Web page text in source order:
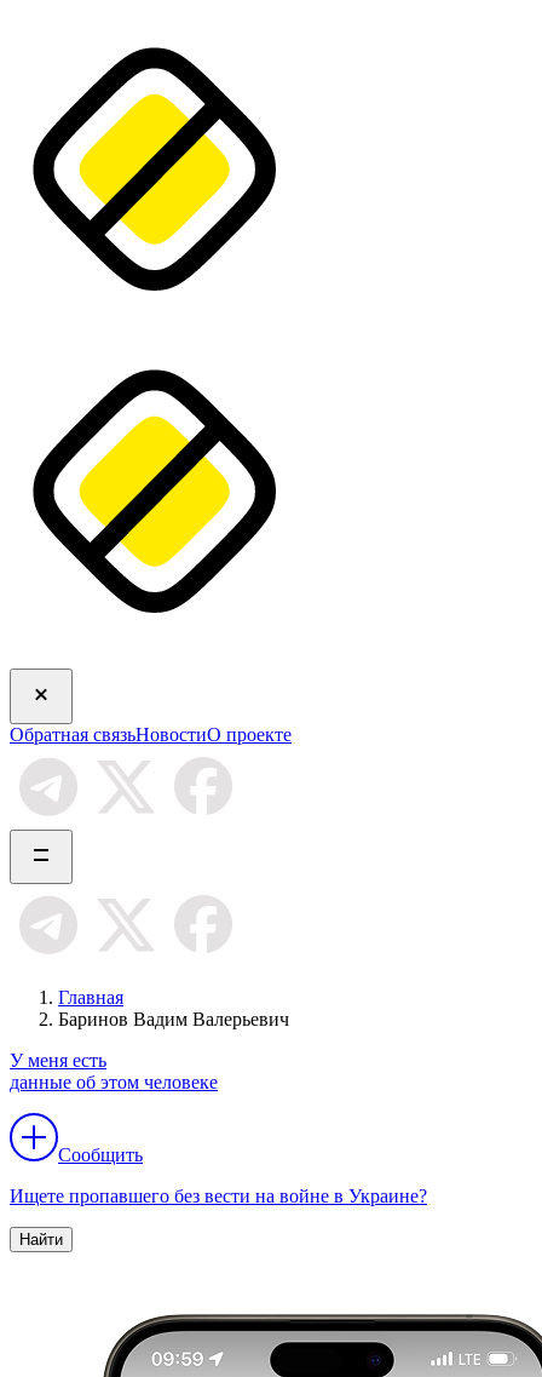
Обратная связьНовостиО проекте
Главная
Баринов Вадим Валерьевич
У меня есть
данные об этом человеке
Сообщить
Ищете пропавшего без вести на войне в Украине?
Найти